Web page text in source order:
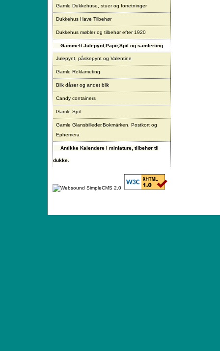
Gamle Dukkehuse, stuer og forretninger
Dukkehus Have Tilbehør
Dukkehus møbler og tilbehør efter 1920
Gammelt Julepynt,Papir,Spil og samlerting
Julepynt, påskepynt og Valentine
Gamle Reklameting
Blik dåser og andet blik
Candy containers
Gamle Spil
Gamle Glansbilleder,Bokmärken, Postkort og
Ephemera
Antikke Kalendere i miniature, tilbehør til
dukke.